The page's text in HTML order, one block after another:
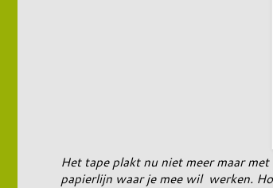
Het tape plakt nu niet meer maar
papierlijn waar je mee wil werken.